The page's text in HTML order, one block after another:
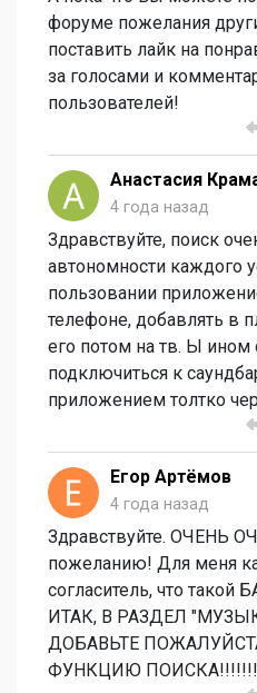
форуме пожелания
поставить лайк на
за голосами и
пользователей!
Анастасия
4 года назад
Здравствуйте, поиск
автономности каждого
пользовании
телефоне, добавлять в
его потом на тв. Ы ином
подключиться к
приложением толтко
Егор Артёмов
4 года назад
Здравствуйте. ОЧЕНЬ
пожеланию! Для меня
согласитель, что
ИТАК, В РАЗДЕЛ
ДОБАВЬТЕ
ФУНКЦИЮ ПОИСКА!!!!!!!